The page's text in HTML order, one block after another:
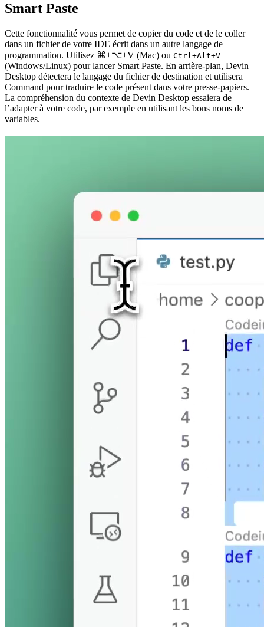
Smart Paste
Cette fonctionnalité vous permet de copier du code et de le coller
dans un fichier de votre IDE écrit dans un autre langage de
programmation. Utilisez ⌘+⌥+V (Mac) ou Ctrl+Alt+V
(Windows/Linux) pour lancer Smart Paste. En arrière-plan, Devin
Desktop détectera le langage du fichier de destination et utilisera
Command pour traduire le code présent dans votre presse-papiers.
La compréhension du contexte de Devin Desktop essaiera de
l’adapter à votre code, par exemple en utilisant les bons noms de
variables.